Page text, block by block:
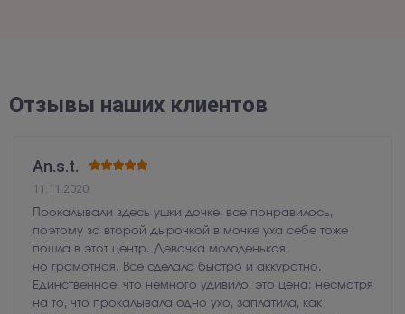
Отзывы наших клиентов
An.s.t.
11.11.2020
Прокалывали здесь ушки дочке, все понравилось,
поэтому за второй дырочкой в мочке уха себе тоже
пошла в этот центр. Девочка молоденькая,
но грамотная. Все сделала быстро и аккуратно.
Единственное, что немного удивило, это цена: несмотря
на то, что прокалывала одно ухо, заплатила, как